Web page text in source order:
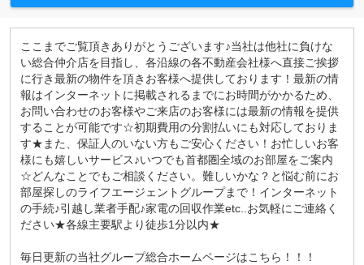
ここまでご覧頂きありがとうございます♪当社は他社に負けな
い総合仲介店を目指し、各沿線の各不動産会社様へ直接ご挨拶
に行き最新の物件を頂きお客様へ提供しております！最新の情
報はインターネットに掲載されるまでにお時間がかかるため、
お問い合わせのお客様やご来店のお客様には最新の情報を提供
することが可能です☆初期費用の分割払いにも対応しておりま
す★また、保証人のいない方もご安心ください！お忙しいお客
様にも嬉しいサービス♪いつでも首都圏全域のお部屋をご案内
☆どんなことでもご相談ください。難しいかな？と悩む前にお
部屋探しのライフエージェントグループまで！インターネット
の手続♪引越し業者手配♪家電の回収作業etc..お気軽にご連絡く
ださい★各線主要駅より徒歩1分以内★
毎日更新の当社グループ総合ホームページはこちら！！！